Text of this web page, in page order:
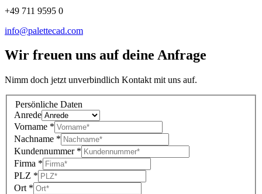
+49 711 9595 0
info@palettecad.com
Wir freuen uns auf deine Anfrage
Nimm doch jetzt unverbindlich Kontakt mit uns auf.
Persönliche Daten
Anrede
Vorname *
Nachname *
Kundennummer *
Firma *
PLZ *
Ort *